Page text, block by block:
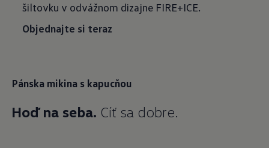
šiltovku v odvážnom dizajne FIRE+ICE.
Objednajte si teraz
Pánska mikina s kapucňou
Hoď na seba. Cíť sa dobre.